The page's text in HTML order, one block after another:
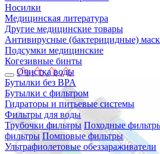
Носилки
Медицинская литература
Другие медицинские товары
Антивирусные (бактерицидные)
Подсумки медицинские
Когезивные бинты
Очистка воды
Бутылки без BPA
Бутылки с фильтром
Гидраторы и питьевые системы
Фильтры для воды
Трубочки фильтры Походные
фильтры Помповые фильтры
Ультрафиолетовые обеззараживатели